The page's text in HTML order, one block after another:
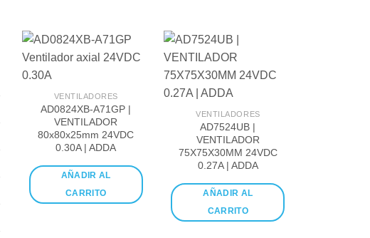
VENTILADORES
AD0824XB-A71GP |
VENTILADOR
80x80x25mm 24VDC
0.30A | ADDA
AÑADIR AL
CARRITO
VENTILADORES
AD7524UB |
VENTILADOR
75X75X30MM 24VDC
0.27A | ADDA
AÑADIR AL
CARRITO